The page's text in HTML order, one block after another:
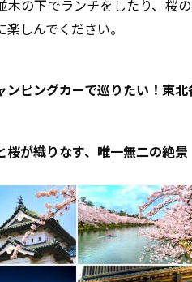
木の下でランチをしたり、桜
楽しんでください。
ピングカーで巡りたい！東
桜が織りなす、唯一無二の絶